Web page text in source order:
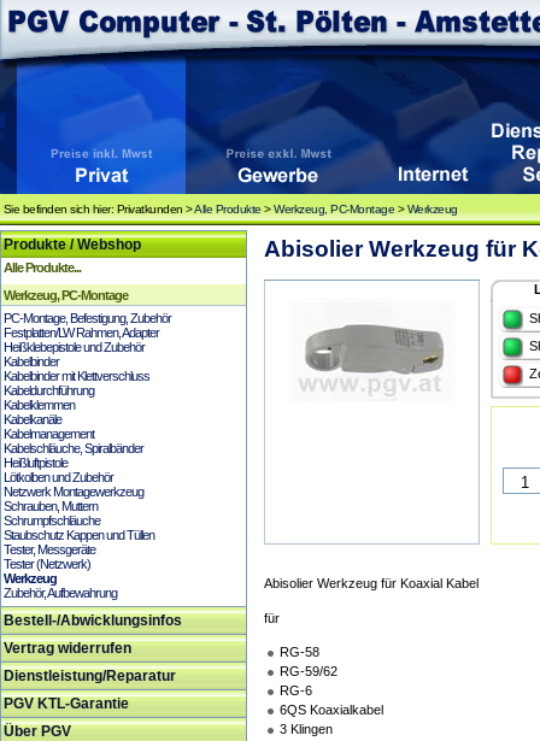
Sie befinden sich hier: Privatkunden >Alle Produkte >Werkzeug, PC-Montage >Werkzeug
Produkte / Webshop
Alle Produkte...
Werkzeug, PC-Montage
PC-Montage, Befestigung, Zubehör
Festplatten/LW Rahmen, Adapter
Heißklebepistole und Zubehör
Kabelbinder
Kabelbinder mit Klettverschluss
Kabeldurchführung
Kabelklemmen
Kabelkanäle
Kabelmanagement
Kabelschläuche, Spiralbänder
Heißluftpistole
Lötkolben und Zubehör
Netzwerk Montagewerkzeug
Schrauben, Muttern
Schrumpfschläuche
Staubschutz Kappen und Tüllen
Tester, Messgeräte
Tester (Netzwerk)
Werkzeug
Zubehör, Aufbewahrung
Bestell-/Abwicklungsinfos
Vertrag widerrufen
Dienstleistung/Reparatur
PGV KTL-Garantie
Über PGV
Abisolier Werkzeug für
Abisolier Werkzeug für Koaxial Kabel
für
RG-58
RG-59/62
RG-6
6QS Koaxialkabel
3 Klingen